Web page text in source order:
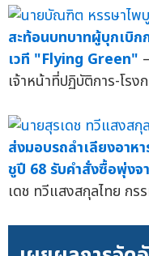
สะท้อนบทบาทผู้บุกเบิ
เวที "Flying Green"
เจ้าหน้าที่ปฏิบัติการ-โร
ส่งมอบรถลำเลียงอาห
ชูปี 68 รับคำสั่งซื้อพุ่งจ
เดช ทวีแสงสกุลไทย กร